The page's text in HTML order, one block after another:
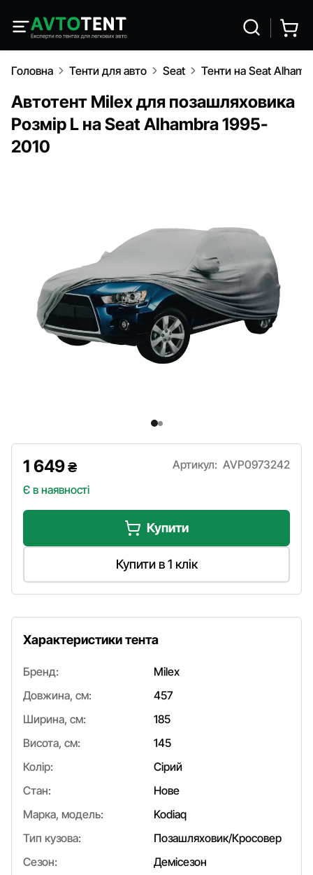
Головна Тенти для авто Seat Тенти на Seat
Автотент Milex для позашляховика
Розмір L на Seat Alhambra 1995-
2010
1 649₴
Є в наявності
Артикул: AVP0973242
Купити
Купити в 1 клік
Характеристики тента
Бренд:
Milex
Довжина, см:
457
Ширина, см:
185
Висота, см:
145
Колір:
Сірий
Стан:
Нове
Марка, модель:
Kodiaq
Тип кузова:
Позашляховик/Кросовер
Сезон:
Демісезон